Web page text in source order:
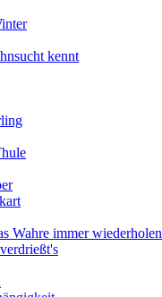
kennt
Wahre immer wiederholen